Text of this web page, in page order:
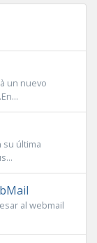
un nuevo
su última
al webmail